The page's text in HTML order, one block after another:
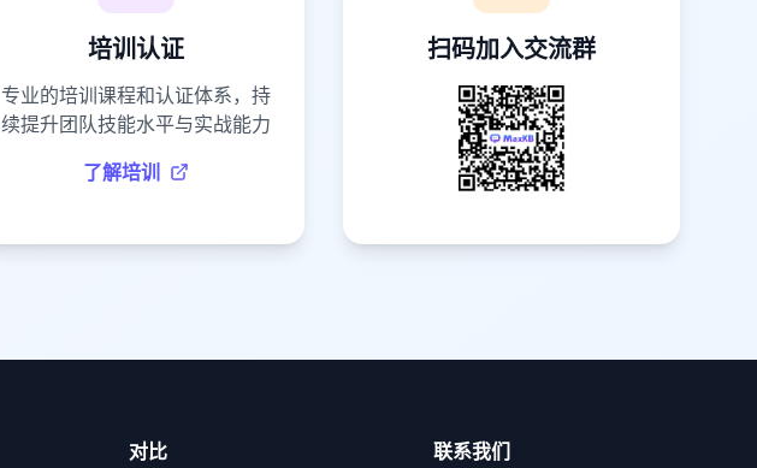
培训认证
专业的培训课程和认证体系，持
续提升团队技能水平与实战能力
了解培训
扫码加入交流群
对比 联系我们